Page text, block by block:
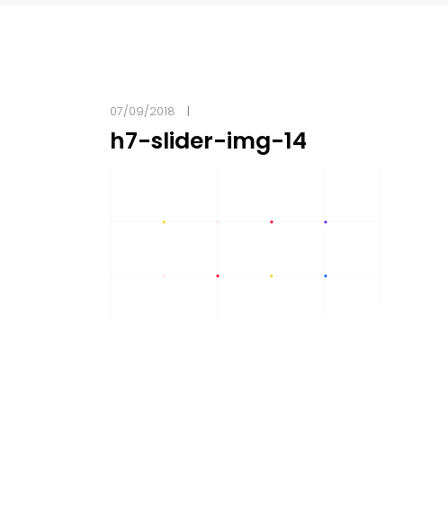
07/09/2018
h7-slider-img-14